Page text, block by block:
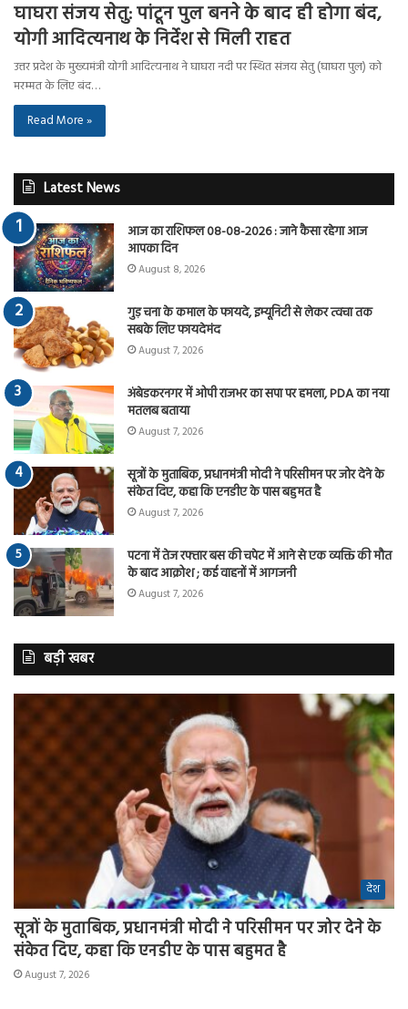
घाघरा संजय सेतु: पांटून पुल बनने के बाद ही होगा बंद,
योगी आदित्यनाथ के निर्देश से मिली राहत
उत्तर प्रदेश के मुख्यमंत्री योगी आदित्यनाथ ने घाघरा नदी पर स्थित संजय सेतु (घाघरा पुल) को
मरम्मत के लिए बंद…
Read More »
Latest News
आज का राशिफल 08-08-2026 : जाने कैसा रहेगा आज
आपका दिन
August 8, 2026
गुड़ चना के कमाल के फायदे, इम्यूनिटी से लेकर त्वचा तक
सबके लिए फायदेमंद
August 7, 2026
अंबेडकरनगर में ओपी राजभर का सपा पर हमला, PDA का नया
मतलब बताया
August 7, 2026
सूत्रों के मुताबिक, प्रधानमंत्री मोदी ने परिसीमन पर जोर देने के
संकेत दिए, कहा कि एनडीए के पास बहुमत है
August 7, 2026
पटना में तेज रफ्तार बस की चपेट में आने से एक व्यक्ति की मौत
के बाद आक्रोश ; कई वाहनों में आगजनी
August 7, 2026
बड़ी खबर
देश
सूत्रों के मुताबिक, प्रधानमंत्री मोदी ने परिसीमन पर जोर देने के
संकेत दिए, कहा कि एनडीए के पास बहुमत है
August 7, 2026